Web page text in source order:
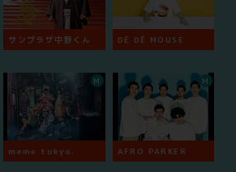
サンプラザ中野くん DÉ DÉ MOUSE
meme tokyo.
M
AFRO PARKER
M